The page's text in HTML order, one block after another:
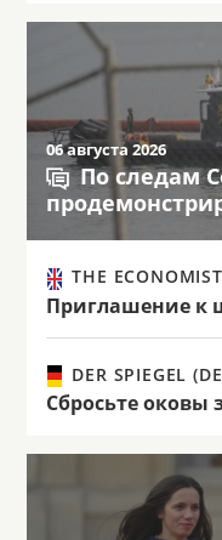
06 августа 2026
По следам
THE
Приглашение к
DER SPIEGEL
Сбросьте оковы